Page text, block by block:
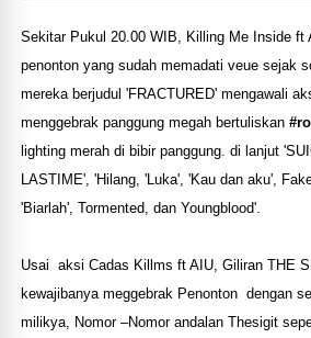
Sekitar Pukul 20.00 WIB, Killing Me Inside ft
penonton yang sudah memadati veue sejak
mereka berjudul 'FRACTURED' mengawali
menggebrak panggung megah bertuliskan
lighting merah di bibir panggung. di lanjut
LASTIME', 'Hilang, 'Luka', 'Kau dan aku',
'Biarlah', Tormented, dan Youngblood'.
Usai aksi Cadas Killms ft AIU, Giliran THE
kewajibanya meggebrak Penonton dengan
milikya, Nomor –Nomor andalan Thesigit